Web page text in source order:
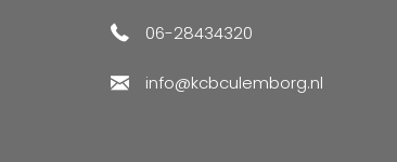
06-28434320
info@kcbculemborg.nl